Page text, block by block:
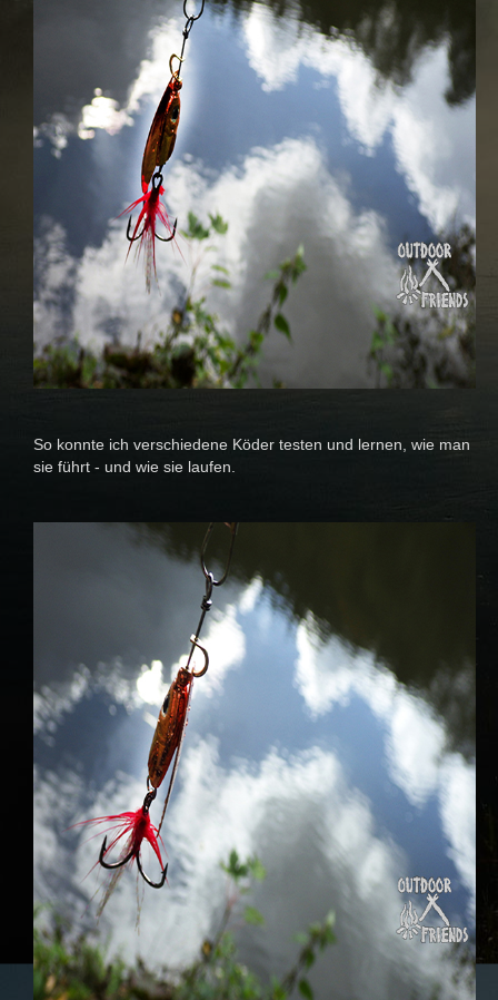
So konnte ich verschiedene Köder testen und lernen, wie man
sie führt - und wie sie laufen.